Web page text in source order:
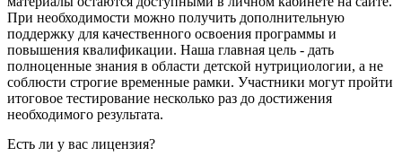
При необходимости можно получить дополнительную
поддержку для качественного освоения программы и
повышения квалификации. Наша главная цель - дать
полноценные знания в области детской нутрициологии, а не
соблюсти строгие временные рамки. Участники могут пройти
итоговое тестирование несколько раз до достижения
необходимого результата.
Есть ли у вас лицензия?